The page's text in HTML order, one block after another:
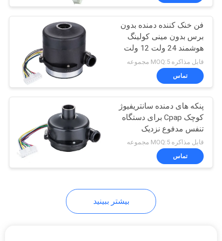
پمپ خنک کننده
الکتریکی
31
الکتریکی
4
فن خنک کننده دمنده بدون
برس بدون مینی کولینگ
هوشمند 24 ولت 12 ولت
DC
قابل مذاکره MOQ:5 مجموعه
تماس
پنکه های دمنده سانتریفیوژ
کوچک Cpap برای دستگاه
تنفس مدفوع نزدیک
قابل مذاکره MOQ:5 مجموعه
تماس
بیشتر ببینید